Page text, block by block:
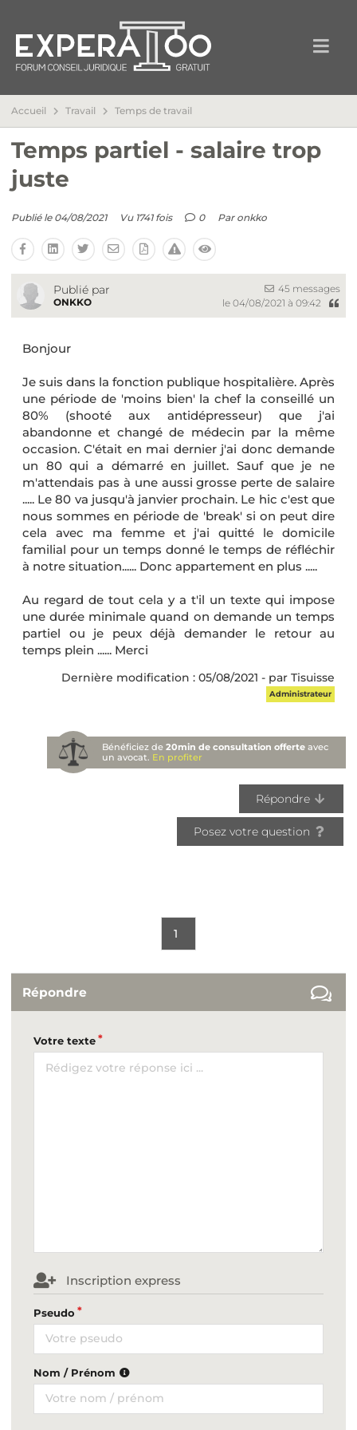
Accueil Travail Temps de travail
Temps partiel - salaire trop
juste
Publié le 04/08/2021 Vu 1741 fois 0 Par onkko
Publié par
ONKKO
45 messages
le 04/08/2021 à 09:42
Bonjour
Je suis dans la fonction publique hospitalière. Après
une période de 'moins bien' la chef la conseillé un
80% (shooté aux antidépresseur) que j'ai
abandonne et changé de médecin par la même
occasion. C'était en mai dernier j'ai donc demande
un 80 qui a démarré en juillet. Sauf que je ne
m'attendais pas à une aussi grosse perte de salaire
..... Le 80 va jusqu'à janvier prochain. Le hic c'est que
nous sommes en période de 'break' si on peut dire
cela avec ma femme et j'ai quitté le domicile
familial pour un temps donné le temps de réfléchir
à notre situation...... Donc appartement en plus .....
Au regard de tout cela y a t'il un texte qui impose
une durée minimale quand on demande un temps
partiel ou je peux déjà demander le retour au
temps plein ...... Merci
Dernière modification : 05/08/2021 - par Tisuisse
Administrateur
Bénéficiez de20min de consultation offerte avec
un avocat. En profiter
Répondre
Posez votre question
1
Répondre
Votre texte
Inscription express
Pseudo
Nom / Prénom